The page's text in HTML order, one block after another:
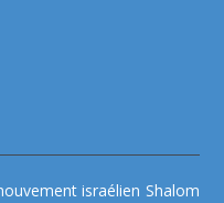
israélien Shalom